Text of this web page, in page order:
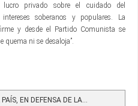
privado sobre el cuidado del
soberanos y populares. La
y desde el Partido Comunista se
quema ni se desaloja”.
EN DEFENSA DE LA...